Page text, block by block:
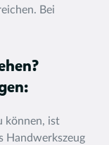
Bei
können, ist
Handwerkszeug